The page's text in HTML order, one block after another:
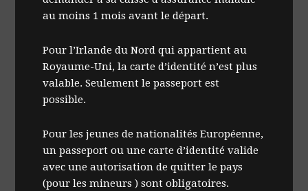
au moins 1 mois avant le départ.
Pour l’Irlande du Nord qui appartient au
Royaume-Uni, la carte d’identité n’est plus
valable. Seulement le passeport est
possible.
Pour les jeunes de nationalités Européenne,
un passeport ou une carte d’identité valide
avec une autorisation de quitter le pays
(pour les mineurs ) sont obligatoires.